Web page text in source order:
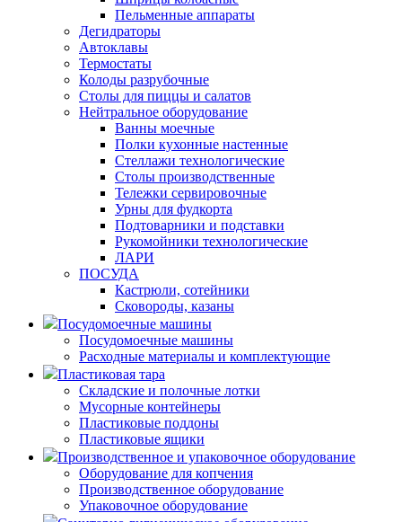
Пельменные аппараты
Дегидраторы
Автоклавы
Термостаты
Колоды разрубочные
Столы для пиццы и салатов
Нейтральное оборудование
Ванны моечные
Полки кухонные настенные
Стеллажи технологические
Столы производственные
Тележки сервировочные
Урны для фудкорта
Подтоварники и подставки
Рукомойники технологические
ЛАРИ
ПОСУДА
Кастрюли, сотейники
Сковороды, казаны
Посудомоечные машины
Посудомоечные машины
Расходные материалы и комплектующие
Пластиковая тара
Складские и полочные лотки
Мусорные контейнеры
Пластиковые поддоны
Пластиковые ящики
Производственное и упаковочное оборудование
Оборудование для копчения
Производственное оборудование
Упаковочное оборудование